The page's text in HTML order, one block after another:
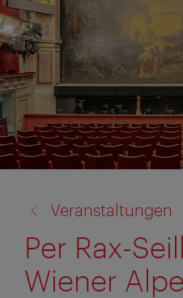
zu:
Veranstaltungen
Per Rax-
Wiener